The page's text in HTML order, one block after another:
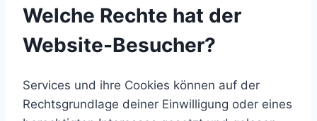
Welche Rechte hat der
Website-Besucher?
Services und ihre Cookies können auf der
Rechtsgrundlage deiner Einwilligung oder eines